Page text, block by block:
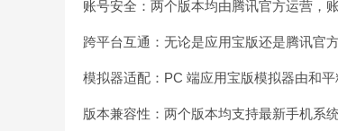
账号安全：两个版本均由腾讯官方运营，
跨平台互通：无论是应用宝版还是腾讯官
模拟器适配：PC 端应用宝版模拟器由和
版本兼容性：两个版本均支持最新手机系